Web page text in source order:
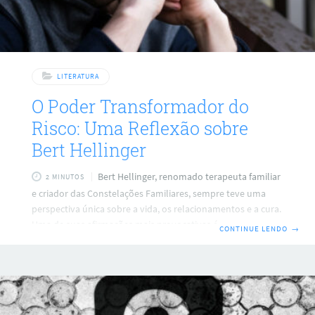
LITERATURA
O Poder Transformador do
Risco: Uma Reflexão sobre
Bert Hellinger
2 MINUTOS
Bert Hellinger, renomado terapeuta familiar
e criador das Constelações Familiares, sempre teve uma
perspectiva única sobre a vida, os relacionamentos e a cura.
Uma de suas afirmações mais provocativas é: “Aquilo que
merece ser explorada. Ultrapassando Limites Em nossa
sociedade, somos frequentemente ensinados a seguir
CONTINUE LENDO →